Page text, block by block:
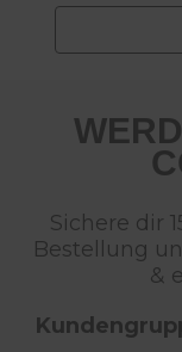
Sichere dir
Bestellung
&